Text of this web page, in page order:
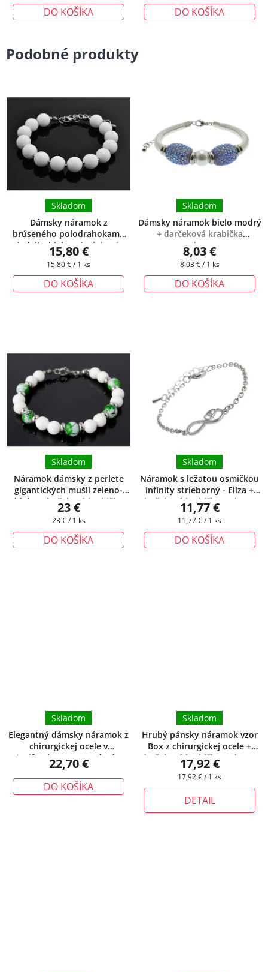
DO KOŠÍKA DO KOŠÍKA
Podobné produkty
Dámsky náramok z
brúseného polodrahokamu
Jadeit - biely+ darčeková
krabička zadarmo
Skladom
15,80 €
Jednotková
15,80 € / 1 ks
DO KOŠÍKA
Dámsky náramok bielo modrý
+ darčeková krabička
zadarmo
Skladom
8,03 €
Jednotková
8,03 € / 1 ks
DO KOŠÍKA
Náramok dámsky z perlete
gigantických mušlí zeleno-
biely
+ darčeková krabička
zadarmo
Skladom
23 €
Jednotková
23 € / 1 ks
DO KOŠÍKA
Náramok s ležatou osmičkou
infinity strieborný - Eliza +
darčeková krabička zadarmo
Skladom
11,77 €
Jednotková
11,77 € / 1 ks
DO KOŠÍKA
Elegantný dámsky náramok z
chirurgickej ocele v
trojfarebnom prevedení
darčeková krabička zadarmo
Skladom
22,70 €
DO KOŠÍKA
Hrubý pánsky náramok vzor
Box z chirurgickej ocele +
darčeková krabička zadarmo
Skladom
17,92 €
Jednotková
17,92 € / 1 ks
DETAIL